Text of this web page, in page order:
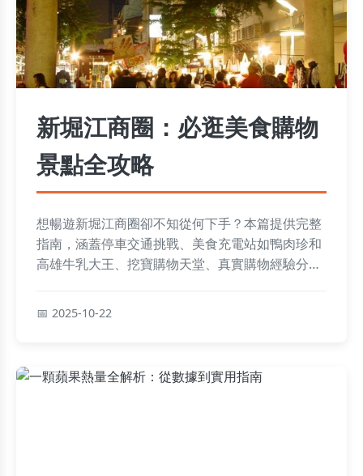
新堀江商圈：必逛美食購物
景點全攻略
想暢遊新堀江商圈卻不知從何下手？本篇提供完整
指南，涵蓋停車交通挑戰、美食充電站如鴨肉珍和
高雄牛乳大王、挖寶購物天堂、真實購物經驗分
2025-10-22